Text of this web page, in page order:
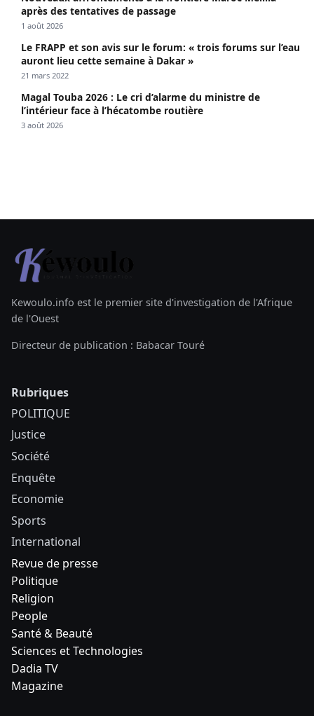
après des tentatives de passage
1 août 2026
Le FRAPP et son avis sur le forum: « trois forums sur l’eau
auront lieu cette semaine à Dakar »
21 mars 2022
Magal Touba 2026 : Le cri d’alarme du ministre de
l’intérieur face à l’hécatombe routière
3 août 2026
Kewoulo.info est le premier site d'investigation de l'Afrique
de l'Ouest
Directeur de publication : Babacar Touré
Rubriques
POLITIQUE
Justice
Société
Enquête
Economie
Sports
International
Revue de presse
Politique
Religion
People
Santé & Beauté
Sciences et Technologies
Dadia TV
Magazine